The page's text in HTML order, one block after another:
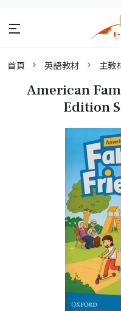
首頁 英語教材 主教
American
Edition